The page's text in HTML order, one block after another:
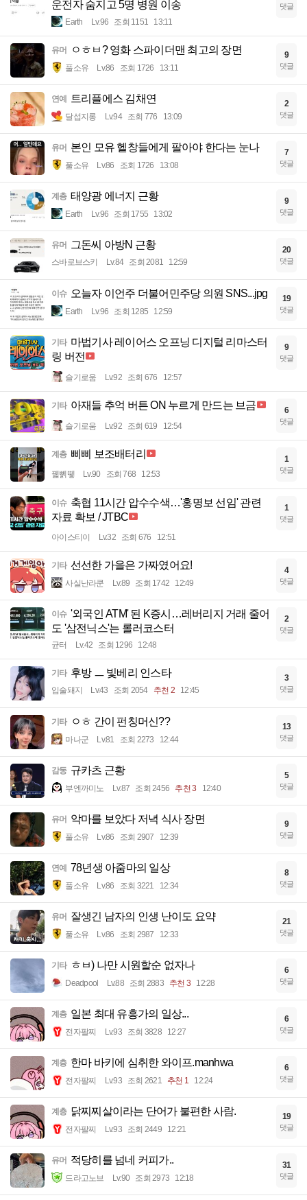
운전자 숨지고 5명 병원 이송
Earth Lv.96 조회 1151 13:11
댓글
유머 ㅇㅎㅂ? 영화 스파이더맨 최고의 장면
풀소유 Lv.86 조회 1726 13:11
9
댓글
연예 트리플에스 김채연
달섭지롱 Lv.94 조회 776 13:09
2
댓글
유머 본인 모유 헬창들에게 팔아야 한다는 눈나
풀소유 Lv.86 조회 1726 13:08
7
댓글
계층 태양광 에너지 근황
Earth Lv.96 조회 1755 13:02
9
댓글
유머 그돈씨 아방N 근황
스바로브스키 Lv.84 조회 2081 12:59
20
댓글
이슈 오늘자 이언주 더불어민주당 의원 SNS...jpg
Earth Lv.96 조회 1285 12:59
19
댓글
기타 마법기사 레이어스 오프닝 디지털 리마스터
링 버전
슬기로움 Lv.92 조회 676 12:57
9
댓글
기타 아재들 추억 버튼 ON 누르게 만드는 브금
슬기로움 Lv.92 조회 619 12:54
6
댓글
계층 삐삐 보조배터리
꿻뻵뗗 Lv.90 조회 768 12:53
1
댓글
이슈 축협 11시간 압수수색…'홍명보 선임' 관련
자료 확보 / JTBC
아이스티이 Lv.32 조회 676 12:51
1
댓글
기타 선선한 가을은 가짜였어요!
사실난라쿤 Lv.89 조회 1742 12:49
4
댓글
이슈 '외국인 ATM' 된 K증시…레버리지 거래 줄어
도 '삼전닉스'는 롤러코스터
균터 Lv.42 조회 1296 12:48
2
댓글
기타 후방 ㅡ 빛베리 인스타
입술돼지 Lv.43 조회 2054 추천 2 12:45
3
댓글
기타 ㅇㅎ 간이 펀칭머신??
마나군 Lv.81 조회 2273 12:44
13
댓글
감동 규카츠 근황
부엔까미노 Lv.87 조회 2456 추천 3 12:40
5
댓글
유머 악마를 보았다 저녁 식사 장면
풀소유 Lv.86 조회 2907 12:39
9
댓글
연예 78년생 아줌마의 일상
풀소유 Lv.86 조회 3221 12:34
8
댓글
유머 잘생긴 남자의 인생 난이도 요약
풀소유 Lv.86 조회 2987 12:33
21
댓글
기타 ㅎㅂ) 나만 시원할순 없자나
Deadpool Lv.88 조회 2883 추천 3 12:28
6
댓글
계층 일본 최대 유흥가의 일상...
전자팔찌 Lv.93 조회 3828 12:27
6
댓글
계층 한마 바키에 심취한 와이프.manhwa
전자팔찌 Lv.93 조회 2621 추천 1 12:24
6
댓글
계층 닭찌찌살이라는 단어가 불편한 사람.
전자팔찌 Lv.93 조회 2449 12:21
19
댓글
유머 적당히를 넘네 커피가..
드라고노브 Lv.90 조회 2973 12:18
31
댓글